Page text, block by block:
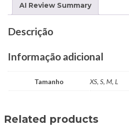
AI Review Summary
Descrição
Informação adicional
Tamanho XS, S, M, L
Related products